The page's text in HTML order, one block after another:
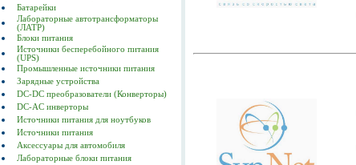
Батарейки
Лабораторные автотрансформаторы
(ЛАТР)
Блоки питания
Источники бесперебойного питания
(UPS)
Промышленные источники питания
Зарядные устройства
DC-DC преобразователи (Конверторы)
DC-AC инверторы
Источники питания для ноутбуков
Источники питания
Аксессуары для автомобиля
Лабораторные блоки питания